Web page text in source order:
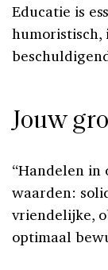
Educatie is
humoristisch,
Jouw
“Handelen in
waarden:
vriendelijke,
optimaal